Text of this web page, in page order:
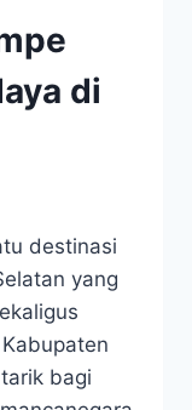
di
destinasi
yang
bagi